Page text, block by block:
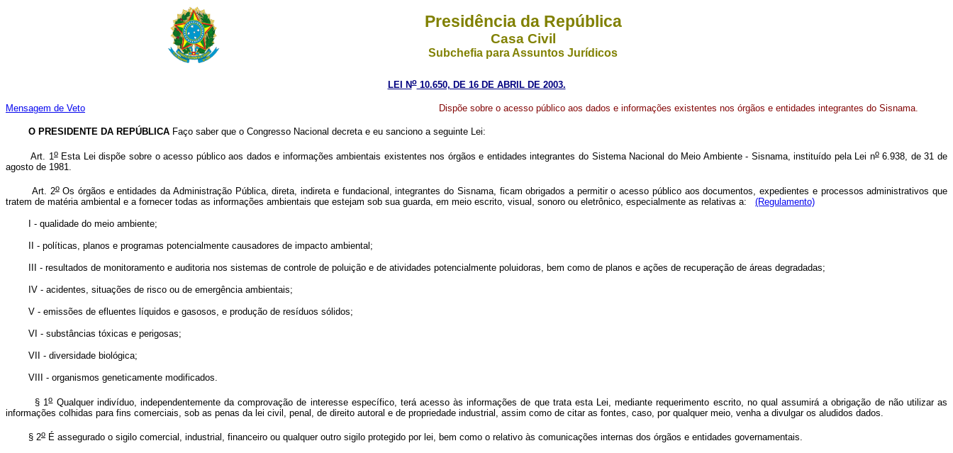
Presidência da República
Casa Civil
Subchefia para Assuntos Jurídicos
LEI No10.650, DE 16 DE ABRIL DE 2003.
Mensagem de Veto Dispõe sobre o acesso público aos dados e informações existentes nos órgãos e entidades integrantes do Sisnama.
O PRESIDENTE DA REPÚBLICA Faço saber que o Congresso Nacional decreta e eu sanciono a seguinte Lei:
Art. 1oEsta Lei dispõe sobre o acesso público aos dados e informações ambientais existentes nos órgãos e entidades integrantes do Sistema Nacional do Meio Ambiente - Sisnama, instituído pela Lei no6.938, de 31 de
agosto de 1981.
Art. 2oOs órgãos e entidades da Administração Pública, direta, indireta e fundacional, integrantes do Sisnama, ficam obrigados a permitir o acesso público aos documentos, expedientes e processos administrativos que
tratem de matéria ambiental e a fornecer todas as informações ambientais que estejam sob sua guarda, em meio escrito, visual, sonoro ou eletrônico, especialmente as relativas a: (Regulamento)
I - qualidade do meio ambiente;
II - políticas, planos e programas potencialmente causadores de impacto ambiental;
III - resultados de monitoramento e auditoria nos sistemas de controle de poluição e de atividades potencialmente poluidoras, bem como de planos e ações de recuperação de áreas degradadas;
IV - acidentes, situações de risco ou de emergência ambientais;
V - emissões de efluentes líquidos e gasosos, e produção de resíduos sólidos;
VI - substâncias tóxicas e perigosas;
VII - diversidade biológica;
VIII - organismos geneticamente modificados.
§ 1oQualquer indivíduo, independentemente da comprovação de interesse específico, terá acesso às informações de que trata esta Lei, mediante requerimento escrito, no qual assumirá a obrigação de não utilizar as
informações colhidas para fins comerciais, sob as penas da lei civil, penal, de direito autoral e de propriedade industrial, assim como de citar as fontes, caso, por qualquer meio, venha a divulgar os aludidos dados.
§ 2o É assegurado o sigilo comercial, industrial, financeiro ou qualquer outro sigilo protegido por lei, bem como o relativo às comunicações internas dos órgãos e entidades governamentais.